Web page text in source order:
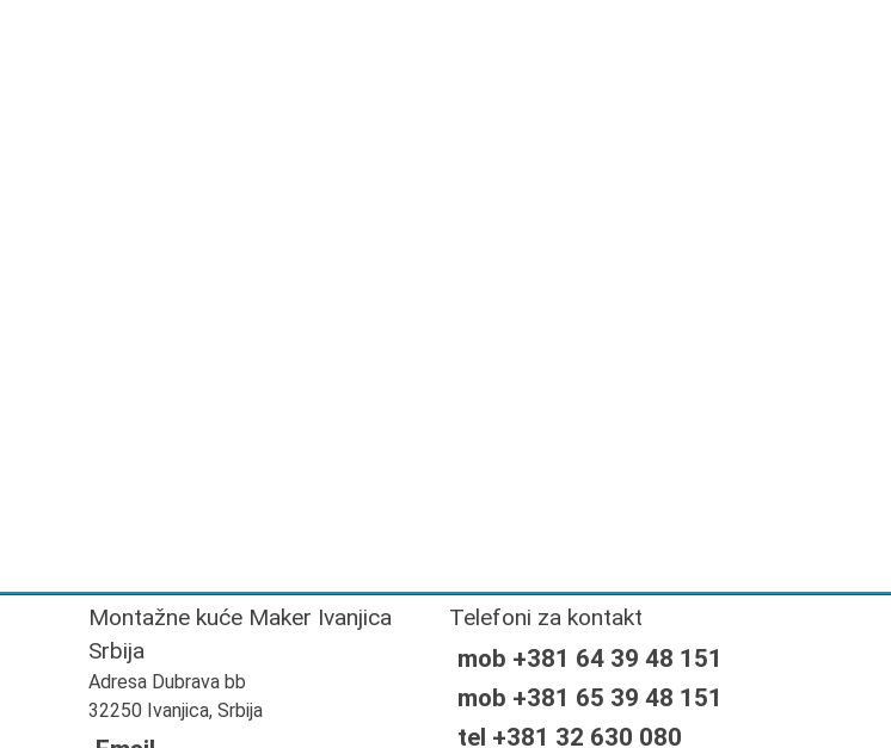
Montažne kuće Maker Ivanjica
Srbija
Adresa Dubrava bb
32250 Ivanjica, Srbija
Telefoni za kontakt
mob +381 64 39 48 151
mob +381 65 39 48 151
tel +381 32 630 080